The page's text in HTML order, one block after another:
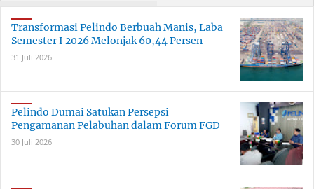
Transformasi Pelindo Berbuah Manis, Laba
Semester I 2026 Melonjak 60,44 Persen
31 Juli 2026
Pelindo Dumai Satukan Persepsi
Pengamanan Pelabuhan dalam Forum FGD
30 Juli 2026